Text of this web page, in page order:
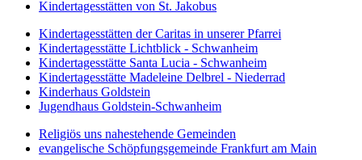
Kindertagesstätten von St. Jakobus
Kindertagesstätten der Caritas in unserer Pfarrei
Kindertagesstätte Lichtblick - Schwanheim
Kindertagesstätte Santa Lucia - Schwanheim
Kindertagesstätte Madeleine Delbrel - Niederrad
Kinderhaus Goldstein
Jugendhaus Goldstein-Schwanheim
Religiös uns nahestehende Gemeinden
evangelische Schöpfungsgemeinde Frankfurt am Main